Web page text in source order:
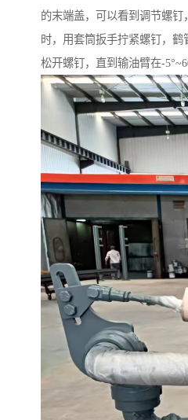
的末端盖，可以看到调节螺钉
时，用套筒扳手拧紧螺钉，鹤
松开螺钉，直到输油臂在-